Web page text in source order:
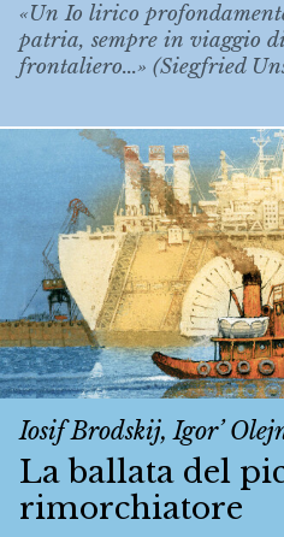
«Un Io lirico
patria, sempre in viaggio
frontaliero...» (Siegfried
Iosif Brodskij, Igor’
La ballata del
rimorchiatore